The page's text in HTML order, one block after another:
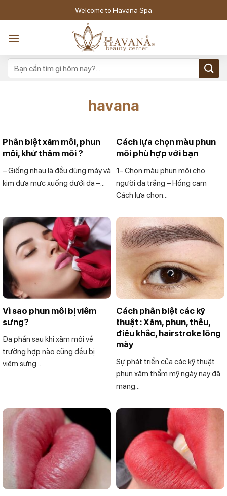
to
Welcome to Havana Spa
havana
Phân biệt xăm môi, phun
môi, khử thâm môi ?
– Giống nhau là đều dùng máy và
kim đưa mực xuống dưới da –...
Cách lựa chọn màu phun
môi phù hợp với bạn
1- Chọn màu phun môi cho
người da trắng – Hồng cam
Cách lựa chọn...
Vì sao phun môi bị viêm
sưng?
Đa phần sau khi xăm môi về
trường hợp nào cũng đều bị
viêm sưng....
Cách phân biệt các kỹ
thuật : Xăm, phun, thêu,
điêu khắc, hairstroke lông
mày
Sự phát triển của các kỹ thuật
phun xăm thẩm mỹ ngày nay đã
mang...